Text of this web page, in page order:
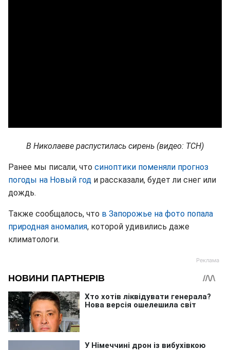
В Николаеве распустилась сирень (видео: ТСН)
Ранее мы писали, что синоптики поменяли прогноз
погоды на Новый год и рассказали, будет ли снег или
дождь.
Также сообщалось, что в Запорожье на фото попала
природная аномалия, которой удивились даже
климатологи.